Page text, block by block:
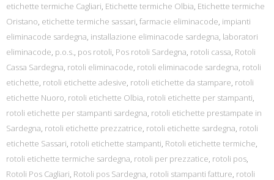
etichette termiche Cagliari, Etichette termiche Olbia, Etichette termiche
Oristano, etichette termiche sassari, farmacie eliminacode, impianti
eliminacode sardegna, installazione eliminacode sardegna, laboratori
eliminacode, p.o.s., pos rotoli, Pos rotoli Sardegna, rotoli cassa, Rotoli
Cassa Sardegna, rotoli eliminacode, rotoli eliminacode sardegna, rotoli
etichette, rotoli etichette adesive, rotoli etichette da stampare, rotoli
etichette Nuoro, rotoli etichette Olbia, rotoli etichette per stampanti,
rotoli etichette per stampanti sardegna, rotoli etichette prestampate in
Sardegna, rotoli etichette prezzatrice, rotoli etichette sardegna, rotoli
etichette Sassari, rotoli etichette stampanti, Rotoli etichette termiche,
rotoli etichette termiche sardegna, rotoli per prezzatice, rotoli pos,
Rotoli Pos Cagliari, Rotoli pos Sardegna, rotoli stampanti fatture, rotoli